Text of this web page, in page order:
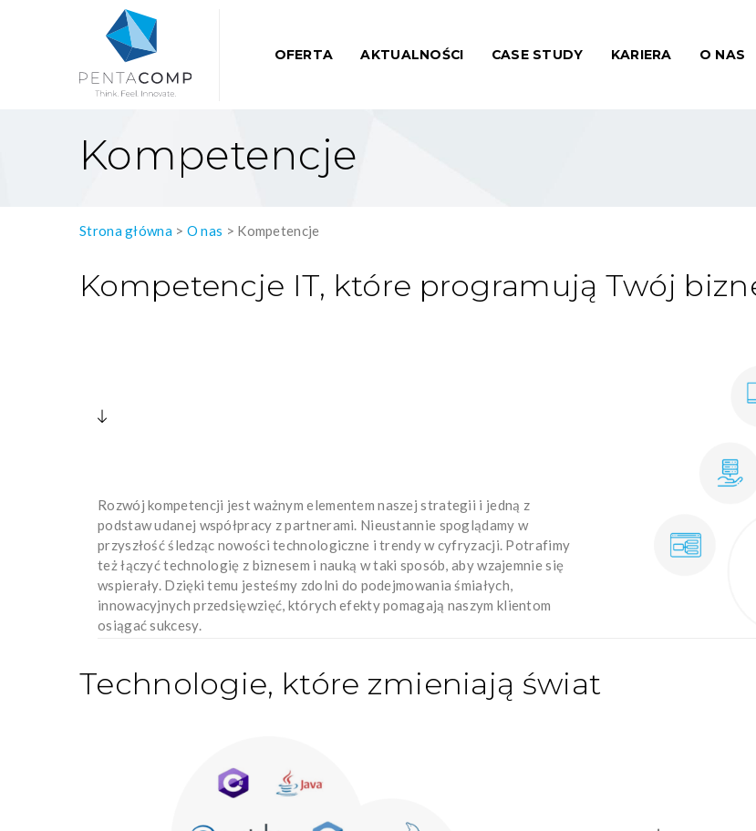
OFERTA AKTUALNOŚCI CASE STUDY KARIERA O NAS
Kompetencje
Strona główna> O nas > Kompetencje
Kompetencje IT, które programują Twój
Rozwój kompetencji jest ważnym elementem naszej strategii i jedną z
podstaw udanej współpracy z partnerami. Nieustannie spoglądamy w
przyszłość śledząc nowości technologiczne i trendy w cyfryzacji. Potrafimy
też łączyć technologię z biznesem i nauką w taki sposób, aby wzajemnie się
wspierały. Dzięki temu jesteśmy zdolni do podejmowania śmiałych,
innowacyjnych przedsięwzięć, których efekty pomagają naszym klientom
osiągać sukcesy.
Technologie, które zmieniają świat